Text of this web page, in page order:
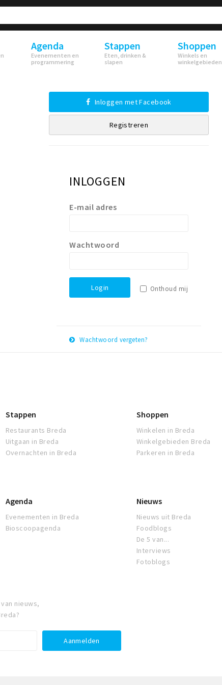
Agenda
Evenementen en
programmering
Stappen
Eten, drinken &
slapen
Shoppen
Winkels en
winkelgebieden
Inloggen met Facebook
Registreren
INLOGGEN
E-mail adres
Wachtwoord
Login Onthoud mij
Wachtwoord vergeten?
Stappen
Restaurants Breda
Uitgaan in Breda
Overnachten in Breda
Shoppen
Winkelen in Breda
Winkelgebieden Breda
Parkeren in Breda
Agenda
Evenementen in Breda
Bioscoopagenda
Nieuws
Nieuws uit Breda
Foodblogs
De 5 van...
Interviews
Fotoblogs
nieuws,